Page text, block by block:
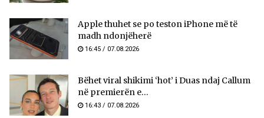
Apple thuhet se po teston iPhone më të
madh ndonjëherë
16:45 / 07.08.2026
Bëhet viral shikimi ‘hot’ i Duas ndaj Callum
në premierën e...
16:43 / 07.08.2026